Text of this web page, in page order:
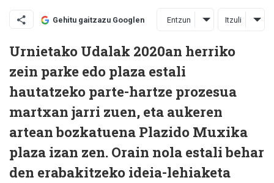
Gehitu gaitzazu Googlen Entzun Itzuli
Urnietako Udalak 2020an herriko
zein parke edo plaza estali
hautatzeko parte-hartze prozesua
martxan jarri zuen, eta aukeren
artean bozkatuena Plazido Muxika
plaza izan zen. Orain nola estali behar
den erabakitzeko ideia-lehiaketa